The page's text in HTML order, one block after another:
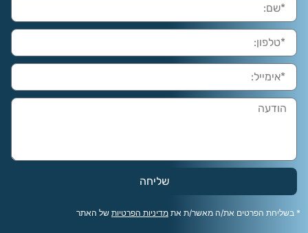
שליחה
* בשליחת הפרטים את/ה מאשר/ת את מדיניות הפרטיות של האתר